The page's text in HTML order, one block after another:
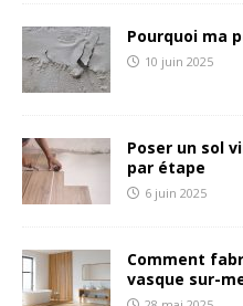
Pourquoi ma
10 juin 2025
Poser un sol
par étape
6 juin 2025
Comment
vasque sur-